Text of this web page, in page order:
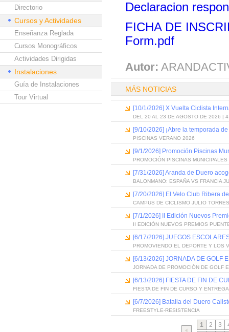
Directorio
Cursos y Actividades
Enseñanza Reglada
Cursos Monográficos
Actividades Dirigidas
Instalaciones
Guía de Instalaciones
Tour Virtual
Declaracion
FICHA DE
Form.pdf
Autor:
MÁS NOTICIAS
[10/1/2026] X Vuelta Ciclista
DEL 20 AL 23 DE AGOSTO DE 2026 | 4
[9/10/2026] ¡Abre la temporada
PISCINAS VERANO 2026
[9/1/2026] Promoción Piscinas
PROMOCIÓN PISCINAS
[7/31/2026] Aranda de Duero
BALONMANO: ESPAÑA VS FRANCIA
[7/20/2026] El Velo Club Ribera
CAMPUS DE CICLISMO JULIO
[7/1/2026] II Edición Nuevos
II EDICIÓN NUEVOS PREMIOS
[6/17/2026] JUEGOS
PROMOVIENDO EL DEPORTE Y LOS
[6/13/2026] JORNADA DE GOLF
JORNADA DE PROMOCIÓN DE GOLF
[6/13/2026] FIESTA DE FIN DE
FIESTA DE FIN DE CURSO Y
[6/7/2026] Batalla del Duero
FREESTYLE-RESISTENCIA
1 2 3